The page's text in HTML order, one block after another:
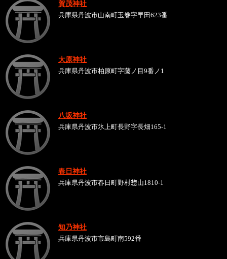
賀茂神社
兵庫県丹波市山南町玉巻字早田623番
大原神社
兵庫県丹波市柏原町字藤ノ目9番ノ1
八坂神社
兵庫県丹波市氷上町長野字長畑165-1
春日神社
兵庫県丹波市春日町野村惣山1810-1
知乃神社
兵庫県丹波市市島町南592番